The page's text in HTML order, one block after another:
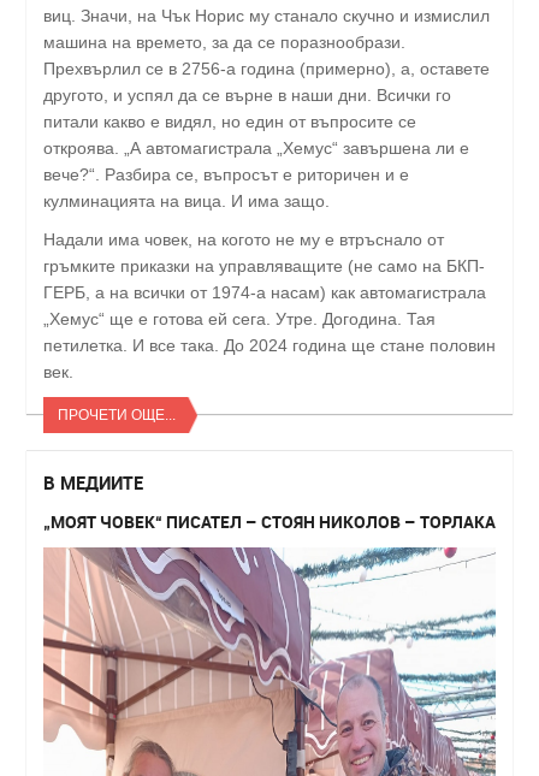
виц. Значи, на Чък Норис му станало скучно и измислил
машина на времето, за да се поразнообрази.
Прехвърлил се в 2756-а година (примерно), а, оставете
другото, и успял да се върне в наши дни. Всички го
питали какво е видял, но един от въпросите се
откроява. „А автомагистрала „Хемус“ завършена ли е
вече?“. Разбира се, въпросът е риторичен и е
кулминацията на вица. И има защо.
Надали има човек, на когото не му е втръснало от
гръмките приказки на управляващите (не само на БКП-
ГЕРБ, а на всички от 1974-а насам) как автомагистрала
„Хемус“ ще е готова ей сега. Утре. Догодина. Тая
петилетка. И все така. До 2024 година ще стане половин
век.
ПРОЧЕТИ ОЩЕ...
В МЕДИИТЕ
„МОЯТ ЧОВЕК“ ПИСАТЕЛ – СТОЯН НИКОЛОВ – ТОРЛАКА